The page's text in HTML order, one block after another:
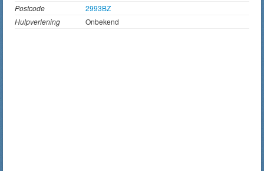
Postcode
2993BZ
Hulpverlening
Onbekend